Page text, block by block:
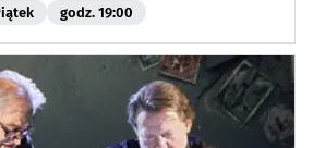
godz. 19:00